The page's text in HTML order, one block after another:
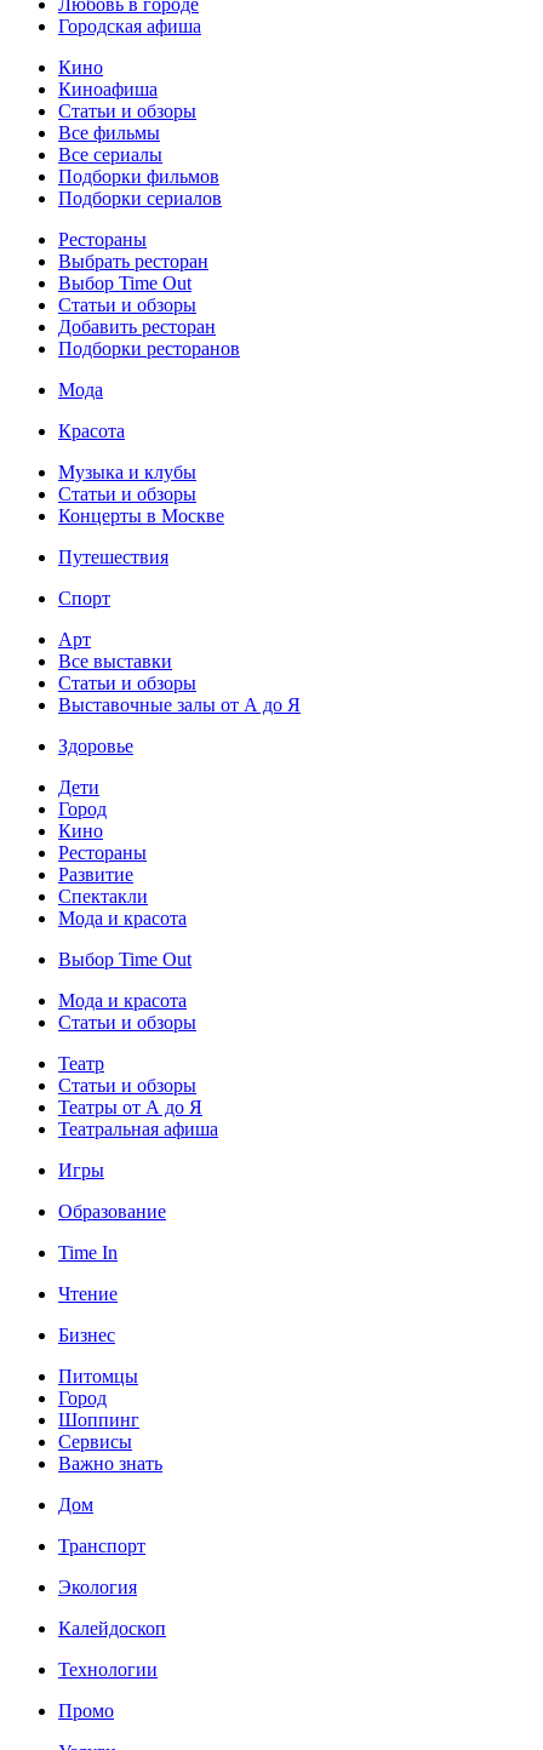
Городская афиша
Кино
Киноафиша
Статьи и обзоры
Все фильмы
Все сериалы
Подборки фильмов
Подборки сериалов
Рестораны
Выбрать ресторан
Выбор Time Out
Статьи и обзоры
Добавить ресторан
Подборки ресторанов
Мода
Красота
Музыка и клубы
Статьи и обзоры
Концерты в Москве
Путешествия
Спорт
Арт
Все выставки
Статьи и обзоры
Выставочные залы от А до Я
Здоровье
Дети
Город
Кино
Рестораны
Развитие
Спектакли
Мода и красота
Выбор Time Out
Мода и красота
Статьи и обзоры
Театр
Статьи и обзоры
Театры от А до Я
Театральная афиша
Игры
Образование
Time In
Чтение
Бизнес
Питомцы
Город
Шоппинг
Сервисы
Важно знать
Дом
Транспорт
Экология
Калейдоскоп
Технологии
Промо